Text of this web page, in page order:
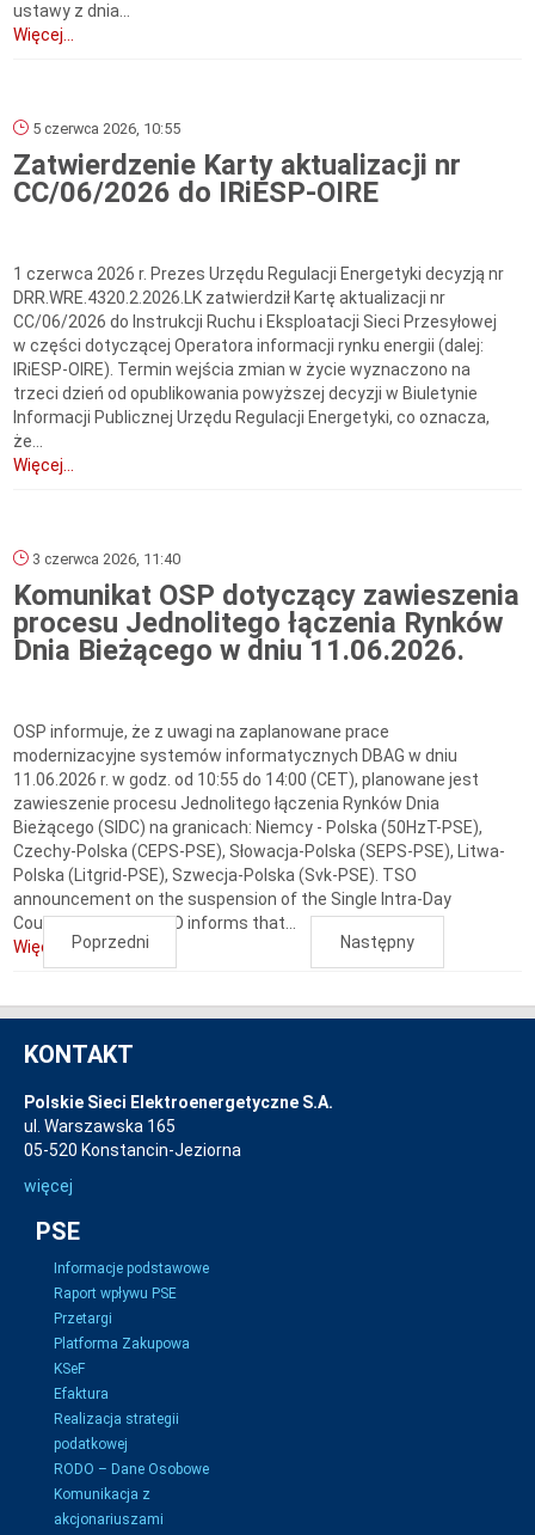
ustawy z dnia...
Więcej...
5 czerwca 2026, 10:55
Zatwierdzenie Karty aktualizacji nr
CC/06/2026 do IRiESP-OIRE
1 czerwca 2026 r. Prezes Urzędu Regulacji Energetyki decyzją nr
DRR.WRE.4320.2.2026.LK zatwierdził Kartę aktualizacji nr
CC/06/2026 do Instrukcji Ruchu i Eksploatacji Sieci Przesyłowej
w części dotyczącej Operatora informacji rynku energii (dalej:
IRiESP-OIRE). Termin wejścia zmian w życie wyznaczono na
trzeci dzień od opublikowania powyższej decyzji w Biuletynie
Informacji Publicznej Urzędu Regulacji Energetyki, co oznacza,
że...
Więcej...
3 czerwca 2026, 11:40
Komunikat OSP dotyczący zawieszenia
procesu Jednolitego łączenia Rynków
Dnia Bieżącego w dniu 11.06.2026.
OSP informuje, że z uwagi na zaplanowane prace
modernizacyjne systemów informatycznych DBAG w dniu
11.06.2026 r. w godz. od 10:55 do 14:00 (CET), planowane jest
zawieszenie procesu Jednolitego łączenia Rynków Dnia
Bieżącego (SIDC) na granicach: Niemcy - Polska (50HzT-PSE),
Czechy-Polska (CEPS-PSE), Słowacja-Polska (SEPS-PSE), Litwa-
Polska (Litgrid-PSE), Szwecja-Polska (Svk-PSE). TSO
announcement on the suspension of the Single Intra-Day
Coupling process TSO informs that...
Więcej...Poprzedni Następny
KONTAKT
Polskie Sieci Elektroenergetyczne S.A.
ul. Warszawska 165
05-520 Konstancin-Jeziorna
więcej
PSE
Informacje podstawowe
Raport wpływu PSE
Przetargi
Platforma Zakupowa
KSeF
Efaktura
Realizacja strategii
podatkowej
RODO – Dane Osobowe
Komunikacja z
akcjonariuszami